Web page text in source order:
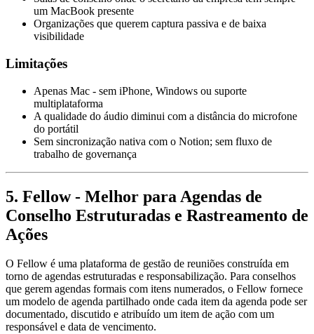
um MacBook presente
Organizações que querem captura passiva e de baixa
visibilidade
Limitações
Apenas Mac - sem iPhone, Windows ou suporte
multiplataforma
A qualidade do áudio diminui com a distância do microfone
do portátil
Sem sincronização nativa com o Notion; sem fluxo de
trabalho de governança
5. Fellow - Melhor para Agendas de
Conselho Estruturadas e Rastreamento de
Ações
O Fellow é uma plataforma de gestão de reuniões construída em
torno de agendas estruturadas e responsabilização. Para conselhos
que gerem agendas formais com itens numerados, o Fellow fornece
um modelo de agenda partilhado onde cada item da agenda pode ser
documentado, discutido e atribuído um item de ação com um
responsável e data de vencimento.